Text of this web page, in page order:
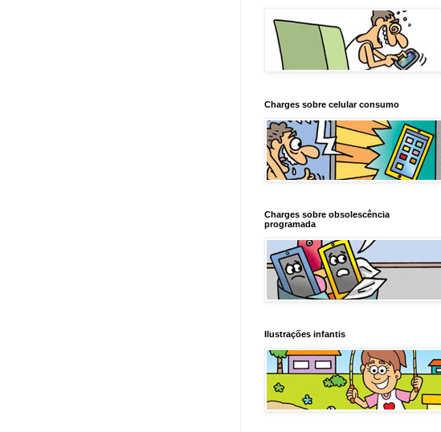
Charges sobre celular consumo
Charges sobre obsolescência
programada
Ilustrações infantis